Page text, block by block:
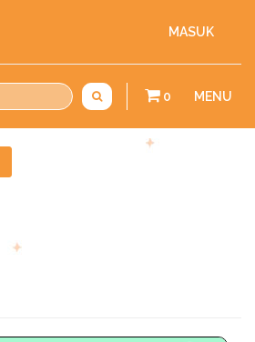
MASUK
MENU
0